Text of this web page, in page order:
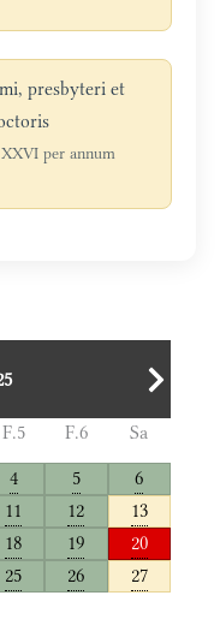
presbyteri et
per annum
F.5 F.6
Sa
4 5
6
11 12
13
18 19
20
25 26
27